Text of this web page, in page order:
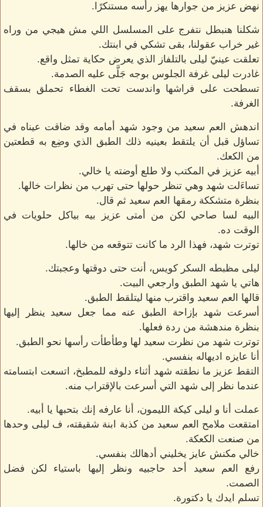
نهض عزيز من جوارها يهز رأسه مستنكرًا.
شكلنا هنبطل نتفرج على المسلسل اللي مش هيجي من وراه
غير خراب عقولنا، بقى تشكي في ابنتك.
تعلقت عينيّ ليلى بالتلفاز الذي يعرض حكاية تمثل واقع.
غادرت ليلى غرفة الجلوس بوجه جَلَّى عليه الصدمة.
تسطحت على فراشها واندست تحت الغطاء تحملق بسقف
الغرفة.
اندهش العم سعيد من وجود شهد أمامه وقد ضاقت عيناه في
تساؤل قبل أن يلتقط بعينيه ذلك الطبق الذي وضِع به قطعتين
من الكعك.
أبيه عزيز في المكتب ولا طلع أوضته يا خالي.
تساءَلت شهد وهي تنظر حولها حتى تهرب من نظرات خالها.
بنظرة متشككة رمقها العم سعيد ثم قال.
البيه لسا صاحي لكن من أمتى عزيز بيه بياكل حلويات في
الوقت ده.
توترت شهد، فهذا الرد ما كانت تتوقعه من خالها.
ليلى مظبطه السكر كويس، أنت حتى دوقتها وعجبتك.
هاتي يا شهد الطبق وارجعي البيت.
قالها العم سعيد واقترب منها ليتلقط الطبق.
أسرعت شهد بإزاحة الطبق عنه مما جعل سعيد ينظر إليها
بنظرة مندهشة من ردة فعلها.
توترت شهد من نظرت سعيد لها وطأطأت رأسها نحو الطبق.
أنا عايزه اديهاله بنفسي.
التقط عزيز ما نطقته شهد أثناء دلوفه للمطبخ، اتسعت ابتسامته
عندما نظر إلى شهد التي أسرعت بالإقتراب منه.
عملت أنا و ليلى كيكة الليمون، أنا عارفه إنك بتحبها يا أبيه.
امتقعت ملامح العم سعيد من كذبة ابنة شقيقته، ف ليلى وحدها
من صنعت الكعكة.
خالي مكنش عايز يخليني أدهالك بنفسي.
رفع العم سعيد أحد حاجبيه ونظر إليها باستياء لكن فضل
الصمت.
تسلم ايدك يا دكتورة.